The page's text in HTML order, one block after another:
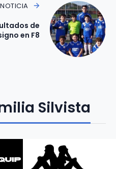
de
en F8
Silvista